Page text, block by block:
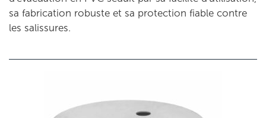
sa fabrication robuste et sa protection fiable contre
les salissures.